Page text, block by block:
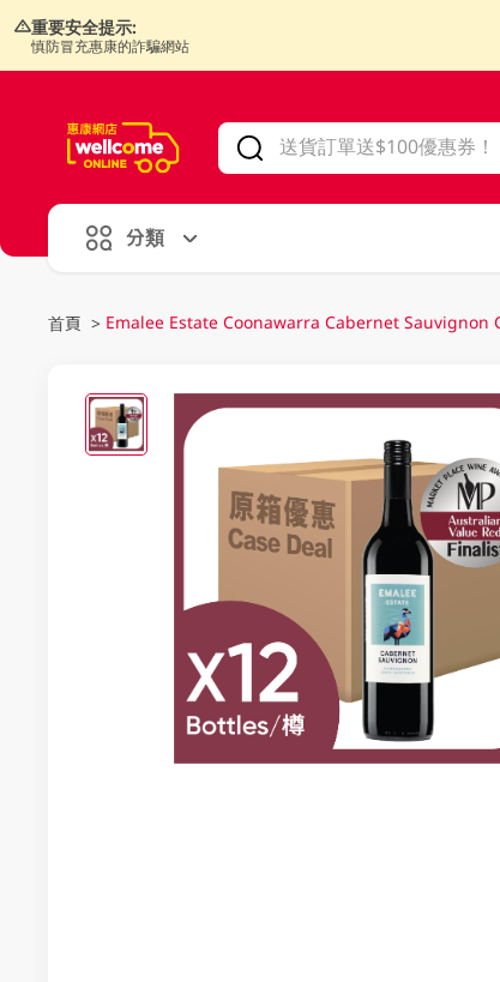
重要安全提示:
慎防冒充惠康的詐騙網站
分類
首頁 > Emalee Estate Coonawarra Cabernet Sauvignon